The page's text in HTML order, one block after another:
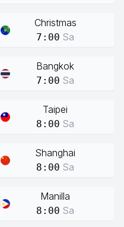
Christmas
7:00 Sa
Bangkok
7:00 Sa
Taipei
8:00 Sa
Shanghai
8:00 Sa
Manilla
8:00 Sa